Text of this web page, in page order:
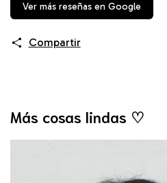
Ver más reseñas en Google
Compartir
Más cosas lindas ♡